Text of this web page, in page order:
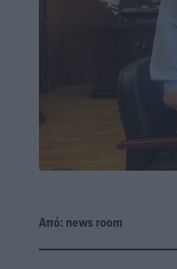
Από: news room